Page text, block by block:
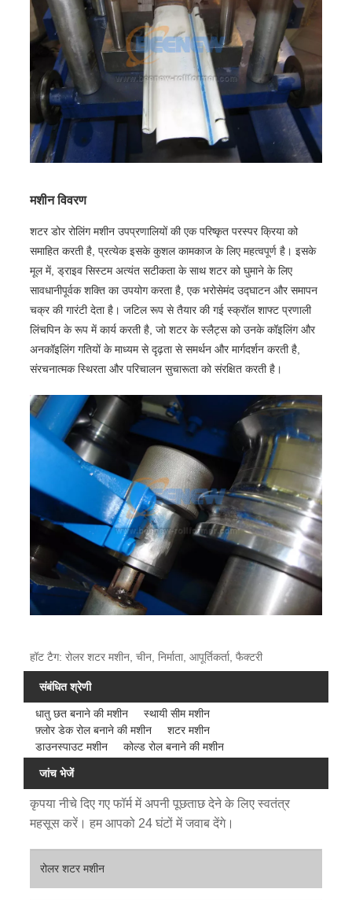
मशीन विवरण
शटर डोर रोलिंग मशीन उपप्रणालियों की एक परिष्कृत परस्पर क्रिया को
समाहित करती है, प्रत्येक इसके कुशल कामकाज के लिए महत्वपूर्ण है। इसके
मूल में, ड्राइव सिस्टम अत्यंत सटीकता के साथ शटर को घुमाने के लिए
सावधानीपूर्वक शक्ति का उपयोग करता है, एक भरोसेमंद उद्घाटन और समापन
चक्र की गारंटी देता है। जटिल रूप से तैयार की गई स्क्रॉल शाफ्ट प्रणाली
लिंचपिन के रूप में कार्य करती है, जो शटर के स्लैट्स को उनके कॉइलिंग और
अनकॉइलिंग गतियों के माध्यम से दृढ़ता से समर्थन और मार्गदर्शन करती है,
संरचनात्मक स्थिरता और परिचालन सुचारूता को संरक्षित करती है।
हॉट टैग: रोलर शटर मशीन, चीन, निर्माता, आपूर्तिकर्ता, फैक्टरी
संबंधित श्रेणी
धातु छत बनाने की मशीन
स्थायी सीम मशीन
फ़्लोर डेक रोल बनाने की मशीन
शटर मशीन
डाउनस्पाउट मशीन
कोल्ड रोल बनाने की मशीन
जांच भेजें
कृपया नीचे दिए गए फॉर्म में अपनी पूछताछ देने के लिए स्वतंत्र
महसूस करें। हम आपको 24 घंटों में जवाब देंगे।